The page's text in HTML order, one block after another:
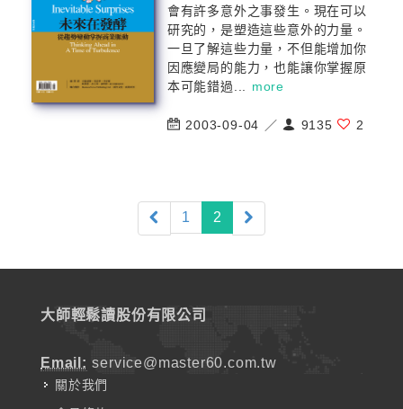
會有許多意外之事發生。現在可以
研究的，是塑造這些意外的力量。
一旦了解這些力量，不但能增加你
因應變局的能力，也能讓你掌握原
本可能錯過... more
2003-09-04 ／ 9135 2
1 2 (current)
大師輕鬆讀股份有限公司
Email: service@master60.com.tw
關於我們